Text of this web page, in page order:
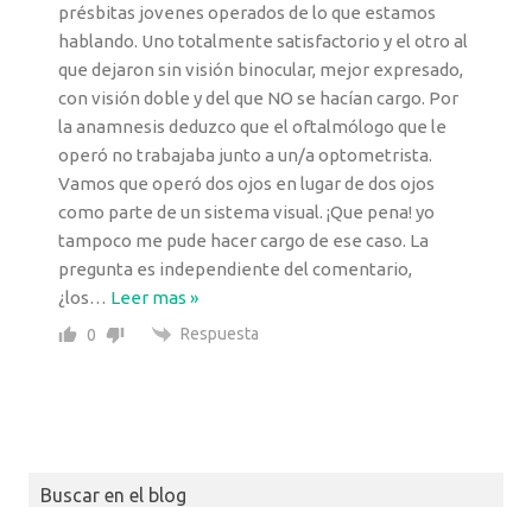
présbitas jovenes operados de lo que estamos
hablando. Uno totalmente satisfactorio y el otro al
que dejaron sin visión binocular, mejor expresado,
con visión doble y del que NO se hacían cargo. Por
la anamnesis deduzco que el oftalmólogo que le
operó no trabajaba junto a un/a optometrista.
Vamos que operó dos ojos en lugar de dos ojos
como parte de un sistema visual. ¡Que pena! yo
tampoco me pude hacer cargo de ese caso. La
pregunta es independiente del comentario,
¿los… Leer mas »
0 Respuesta
Buscar en el blog